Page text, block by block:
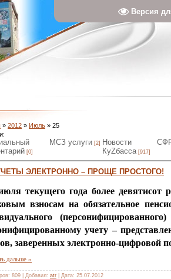
Версия
» 2012 » Июль » 25
[0]
МСЗ услуги [2]
Новости
КуZбасса [917]
ЭЛЕКТРОННО – ПРОЩЕ ПРОСТОГО!
текущего года более
взносам на обязательное
учету –
заверенных электронно-цифровой
дальше »
809 Добавил: atr Дата: 25.07.2012